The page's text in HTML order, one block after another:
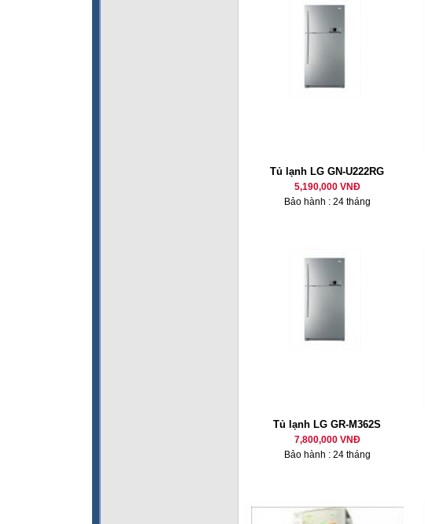
Tủ lạnh LG GN-U222RG
5,190,000 VNĐ
Bảo hành : 24 tháng
Tủ lạnh LG GR-M362S
7,800,000 VNĐ
Bảo hành : 24 tháng